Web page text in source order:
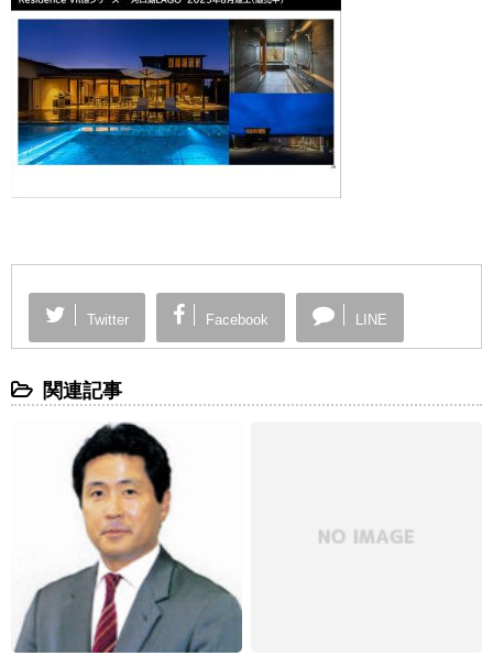
Twitter Facebook LINE
関連記事